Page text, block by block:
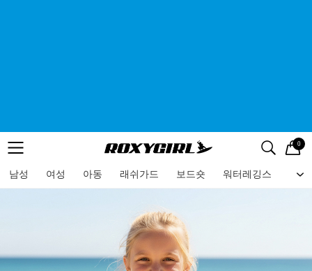
메뉴 검색
로고 0
남성 여성 아동 래쉬가드 보드숏 워터레깅스 비
메뉴